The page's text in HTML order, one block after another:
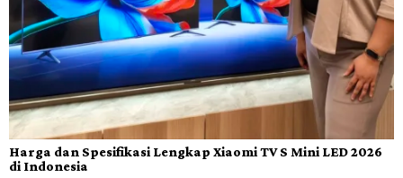
Harga dan Spesifikasi Lengkap Xiaomi TV S Mini LED 2026
di Indonesia